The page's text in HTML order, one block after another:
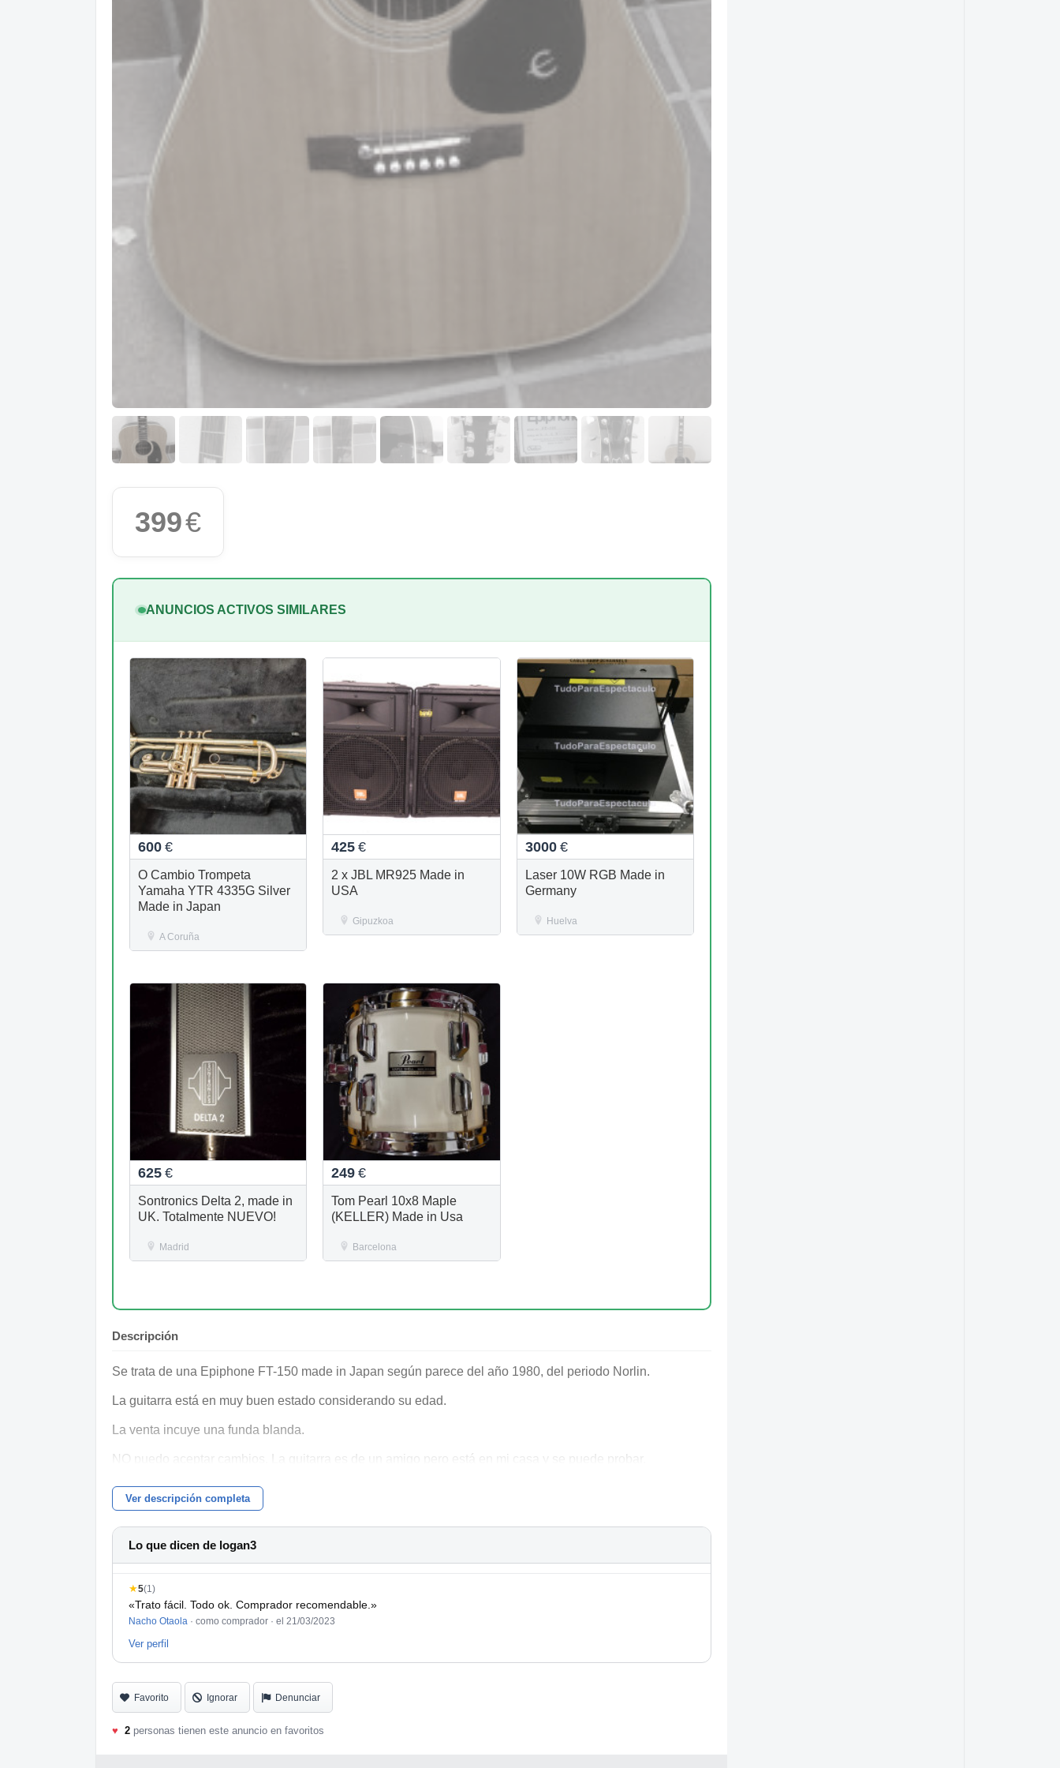
399€
ANUNCIOS ACTIVOS SIMILARES
600 €
O Cambio Trompeta
Yamaha YTR 4335G Silver
Made in Japan
A Coruña
425 €
2 x JBL MR925 Made in
USA
Gipuzkoa
3000 €
Laser 10W RGB Made in
Germany
Huelva
625 €
Sontronics Delta 2, made in
UK. Totalmente NUEVO!
Madrid
249 €
Tom Pearl 10x8 Maple
(KELLER) Made in Usa
Barcelona
Descripción
Se trata de una Epiphone FT-150 made in Japan según parece del año 1980, del periodo Norlin.
La guitarra está en muy buen estado considerando su edad.
La venta incuye una funda blanda.
NO puedo aceptar cambios. La guitarra es de un amigo pero está en mi casa y se puede probar.
IMPORTANTE:
PUEDES VER TODO LO QUE VENDO AQUI:
https://www.guitarristas.info/usuarios/logan3/anuncios
*
Ver descripción completa
Lo que dicen de logan3
★5(1)
«Trato fácil. Todo ok. Comprador recomendable.»
Nacho Otaola · como comprador · el 21/03/2023
Ver perfil
Favorito Ignorar Denunciar
♥ 2 personas tienen este anuncio en favoritos